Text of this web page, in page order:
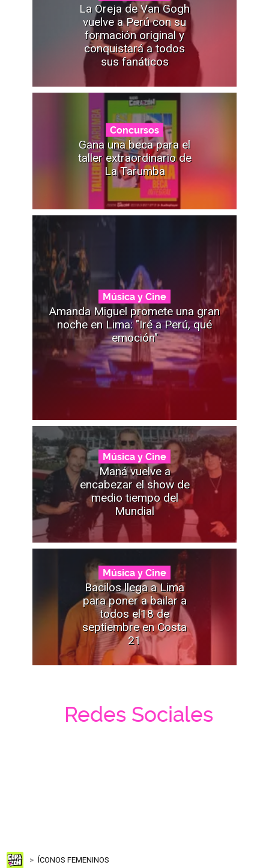
La Oreja de Van Gogh
vuelve a Perú con su
formación original y
conquistará a todos
sus fanáticos
Concursos
Gana una beca para el
taller extraordinario de
La Tarumba
Música y Cine
Amanda Miguel promete una gran
noche en Lima: "Iré a Perú, qué
emoción"
Música y Cine
Maná vuelve a
encabezar el show de
medio tiempo del
Mundial
Música y Cine
Bacilos llega a Lima
para poner a bailar a
todos el18 de
septiembre en Costa
21
Redes Sociales
ÍCONOS FEMENINOS